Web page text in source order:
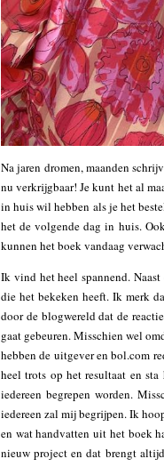
Na jaren dromen, maanden
nu verkrijgbaar! Je kunt het al
in huis wil hebben als je het
het de volgende dag in huis.
kunnen het boek vandaag
Ik vind het heel spannend.
die het bekeken heeft. Ik merk
door de blogwereld dat de
gaat gebeuren. Misschien wel
hebben de uitgever en bol.com
heel trots op het resultaat en
iedereen begrepen worden.
iedereen zal mij begrijpen. Ik
en wat handvatten uit het boek
nieuw project en dat brengt